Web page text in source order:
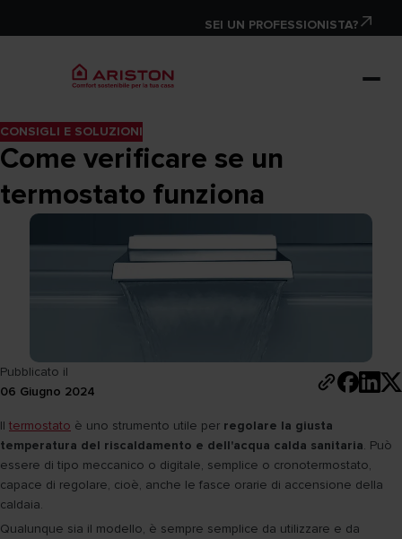
SEI UN PROFESSIONISTA?
CONSIGLI E SOLUZIONI
Come verificare se un
termostato funziona
Pubblicato il
06 Giugno 2024
Il termostato è uno strumento utile per regolare la giusta
temperatura del riscaldamento e dell'acqua calda sanitaria. Può
essere di tipo meccanico o digitale, semplice o cronotermostato,
capace di regolare, cioè, anche le fasce orarie di accensione della
caldaia.
Qualunque sia il modello, è sempre semplice da utilizzare e da